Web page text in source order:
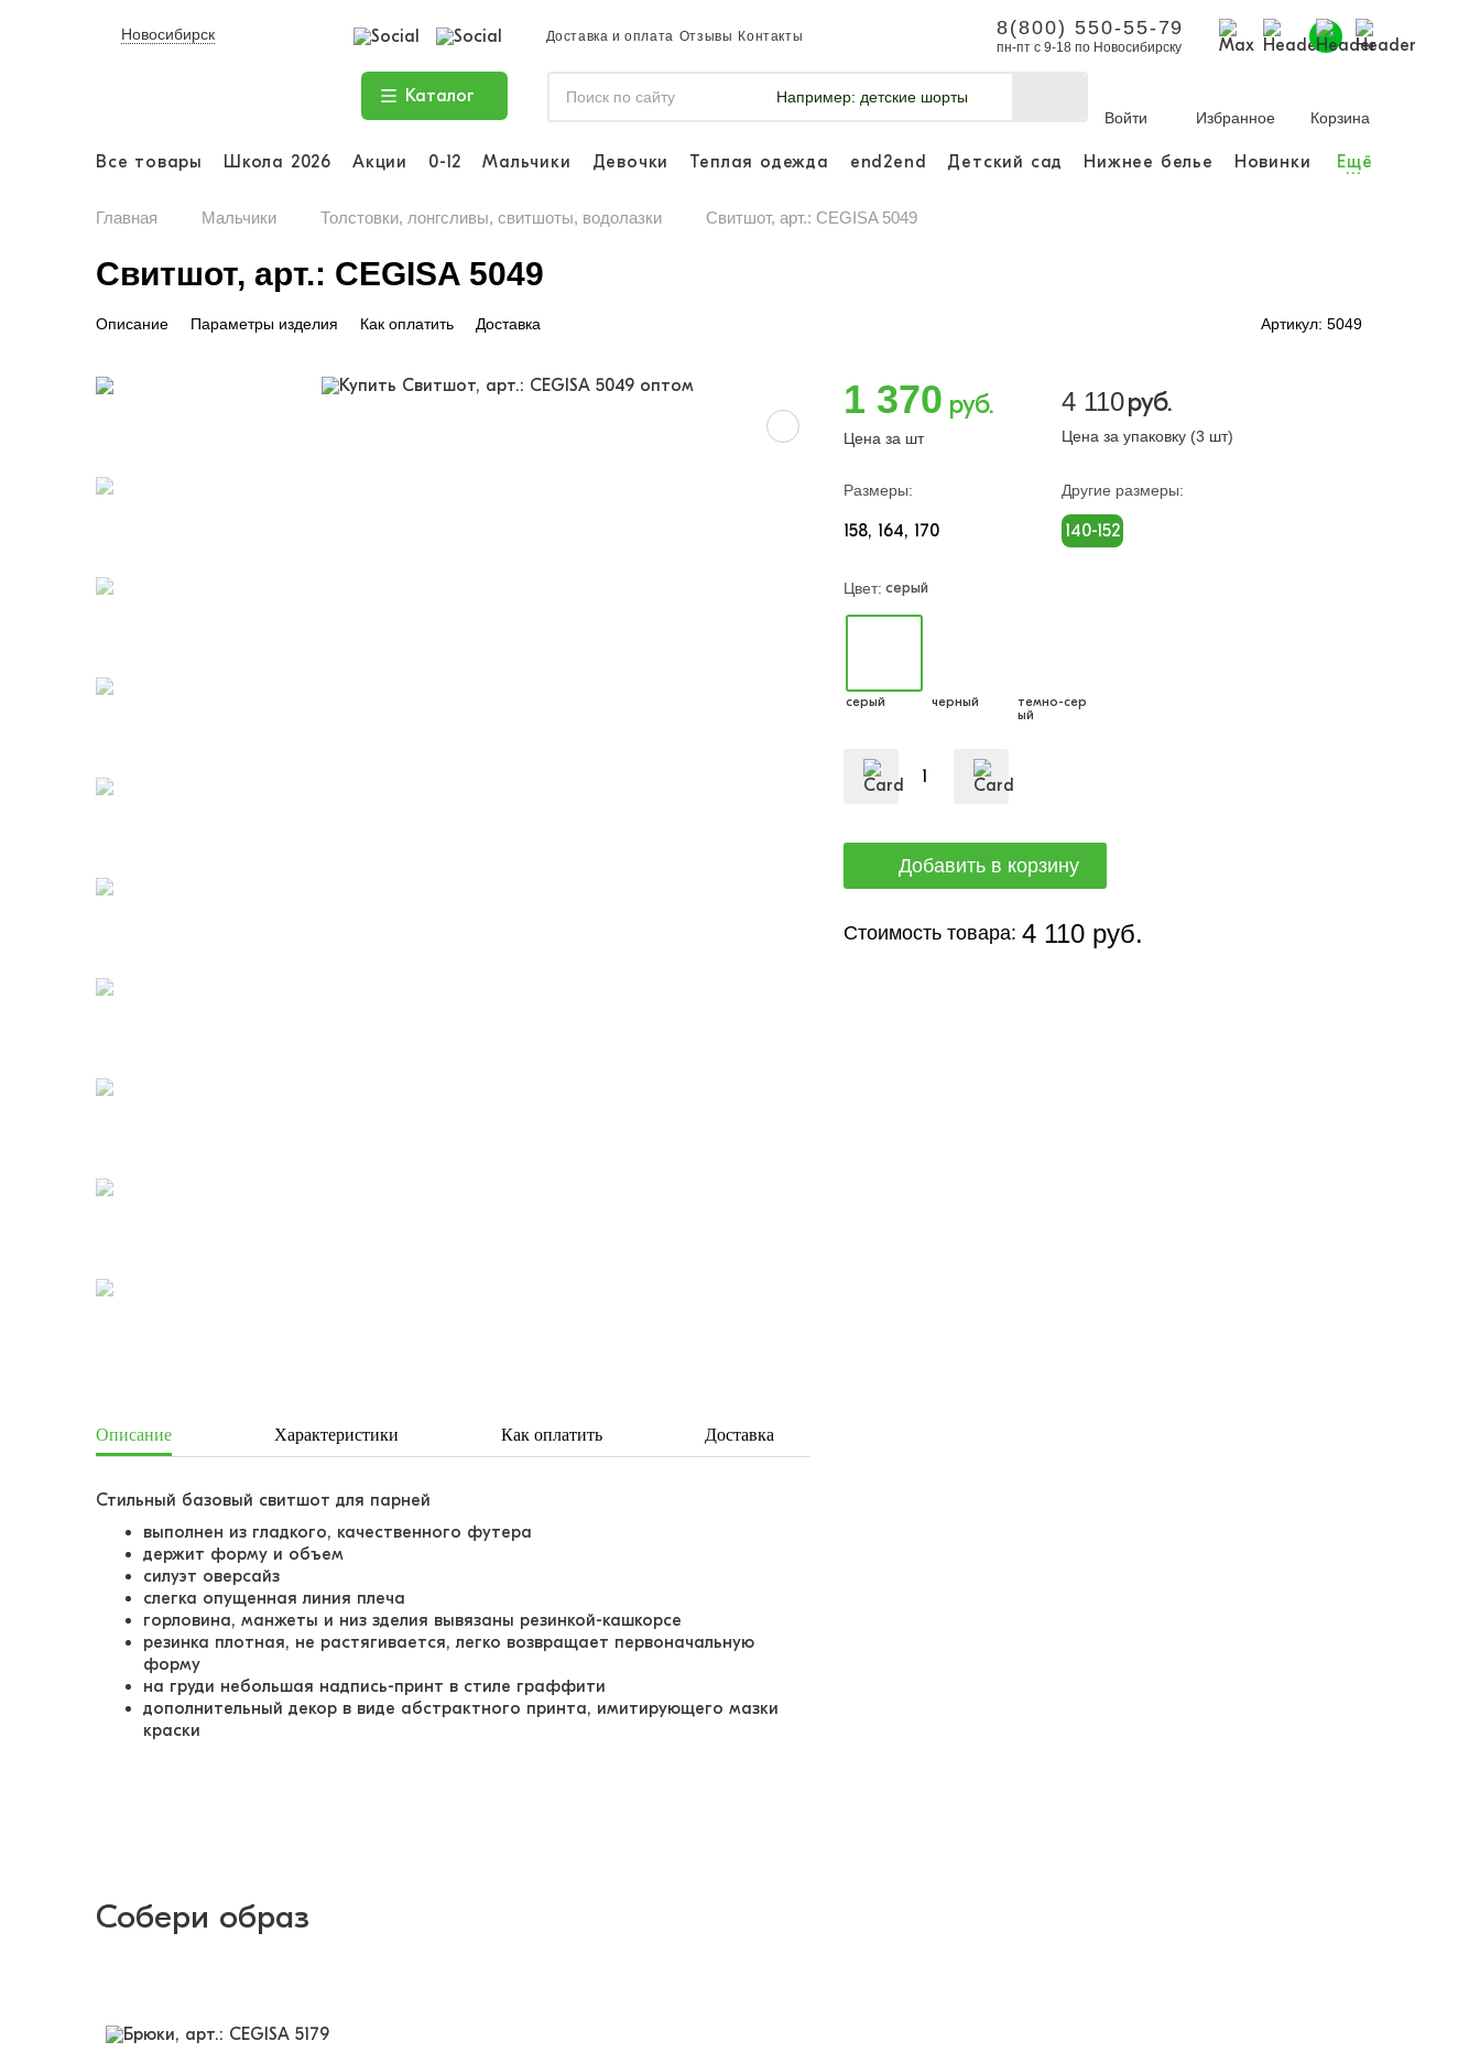
Новосибирск Доставка и оплата Отзывы Контакты 8(800) 550-55-79
пн-пт с 9-18 по Новосибирску
Каталог Например: детские шорты
Войти
отслеживать заказы.
Избранное Корзина
Все товары Школа 2026 Акции 0-12 Мальчики Девочки Теплая одежда end2end Детский сад Нижнее белье Новинки Ещё
...
Главная Мальчики Толстовки, лонгсливы, свитшоты, водолазки Свитшот, арт.: CEGISA 5049
Свитшот, арт.: CEGISA 5049
Описание Параметры изделия Как оплатить Доставка Артикул: 5049
1 370 руб.
Цена за шт
4 110руб.
Цена за упаковку (3 шт)
Размеры:
158 164 170
Другие размеры:
140-152
Цвет: серый
серый черный
темно-сер
ый
Стоимость товара: 4 110 руб.
Описание Характеристики Как оплатить Доставка
Стильный базовый свитшот для парней
выполнен из гладкого, качественного футера
держит форму и объем
силуэт оверсайз
слегка опущенная линия плеча
горловина, манжеты и низ зделия вывязаны резинкой-кашкорсе
резинка плотная, не растягивается, легко возвращает первоначальную
форму
на груди небольшая надпись-принт в стиле граффити
дополнительный декор в виде абстрактного принта, имитирующего мазки
краски
Собери образ